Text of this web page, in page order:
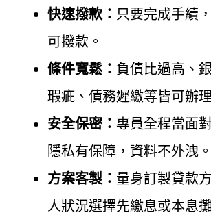
快速撥款： 只要完成手續
可撥款。
條件寬鬆： 負債比過高、
瑕疵、債務遲繳等皆可辦
安全保密： 專員全程當面
隱私有保障，資料不外洩。
方案客製： 量身訂製貸款
人狀況選擇先繳息或本息